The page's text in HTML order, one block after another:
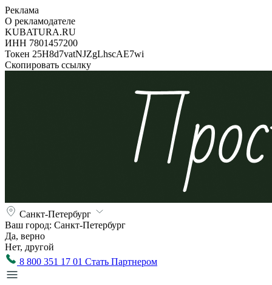
Реклама
О рекламодателе
KUBATURA.RU
ИНН 7801457200
Токен 25H8d7vatNJZgLhscAE7wi
Скопировать ссылку
Санкт-Петербург
Ваш город: Санкт-Петербург
Да, верно
Нет, другой
8 800 351 17 01 Стать Партнером